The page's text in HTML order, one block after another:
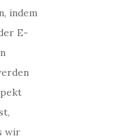
indem
E-
wir